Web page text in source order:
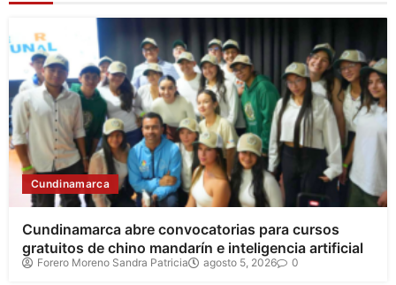
Cundinamarca
Cundinamarca abre convocatorias para cursos
gratuitos de chino mandarín e inteligencia artificial
Forero Moreno Sandra Patricia agosto 5, 2026 0